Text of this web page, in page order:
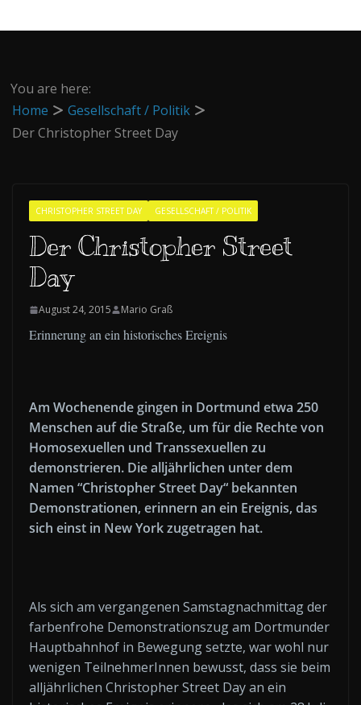
You are here:
Home
Gesellschaft / Politik
Der Christopher Street Day
CHRISTOPHER STREET DAY GESELLSCHAFT / POLITIK
Der Christopher Street
Day
August 24, 2015 Mario Graß
Erinnerung an ein historisches Ereignis
Am Wochenende gingen in Dortmund etwa 250
Menschen auf die Straße, um für die Rechte von
Homosexuellen und Transsexuellen zu
demonstrieren. Die alljährlichen unter dem
Namen “Christopher Street Day“ bekannten
Demonstrationen, erinnern an ein Ereignis, das
sich einst in New York zugetragen hat.
Als sich am vergangenen Samstagnachmittag der
farbenfrohe Demonstrationszug am Dortmunder
Hauptbahnhof in Bewegung setzte, war wohl nur
wenigen TeilnehmerInnen bewusst, dass sie beim
alljährlichen Christopher Street Day an ein